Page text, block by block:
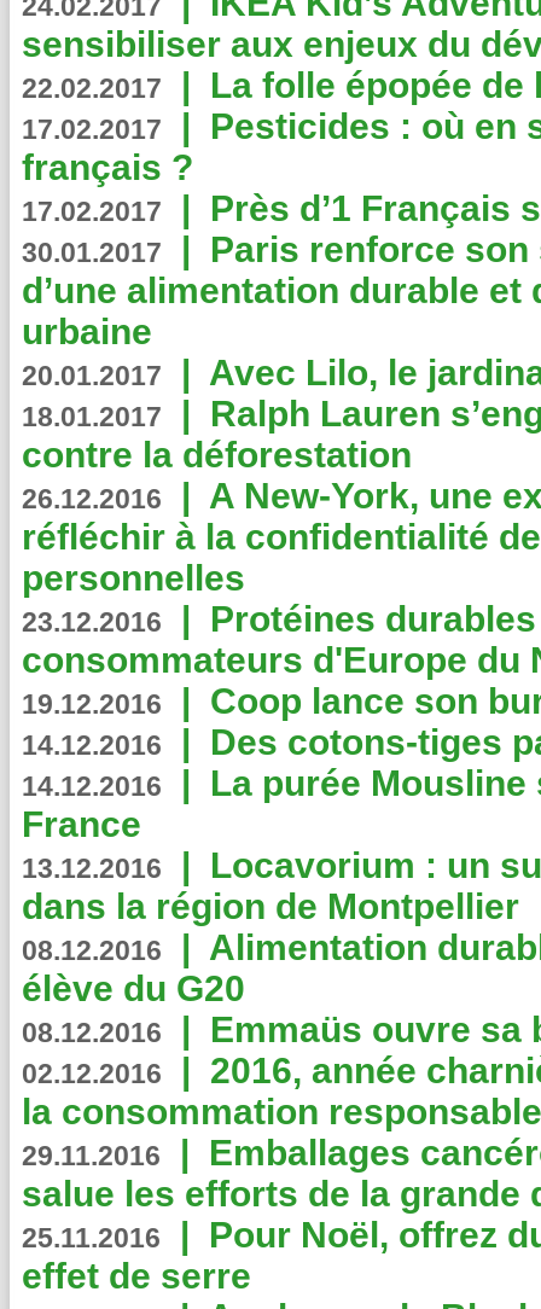
sensibiliser aux enjeux du
22.02.2017 | La folle épopée de
17.02.2017 | Pesticides : où en
français ?
17.02.2017 | Près d’1 Français
30.01.2017 | Paris renforce
d’une alimentation durable et
urbaine
20.01.2017 | Avec Lilo, le
18.01.2017 | Ralph Lauren
contre la déforestation
26.12.2016 | A New-York, une
réfléchir à la confidentialité
personnelles
23.12.2016 | Protéines
consommateurs d'Europe du
19.12.2016 | Coop lance son
14.12.2016 | Des cotons-tiges
14.12.2016 | La purée
France
13.12.2016 | Locavorium : un
dans la région de Montpellier
08.12.2016 | Alimentation
élève du G20
08.12.2016 | Emmaüs ouvre sa
02.12.2016 | 2016, année
la consommation
29.11.2016 | Emballages
salue les efforts de la grande
25.11.2016 | Pour Noël, offrez
effet de serre